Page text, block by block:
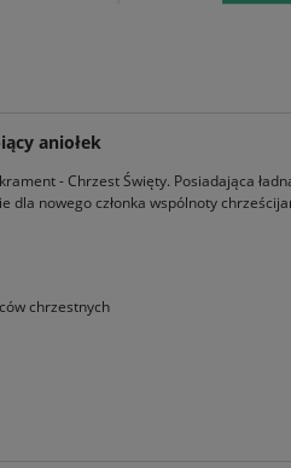
aniołek
- Chrzest Święty. Posiadająca
nowego członka wspólnoty
chrzestnych